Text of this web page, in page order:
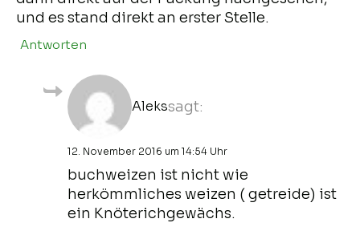
und es stand direkt an erster Stelle.
Antworten
Alekssagt:
12. November 2016 um 14:54 Uhr
buchweizen ist nicht wie
herkömmliches weizen ( getreide) ist
ein Knöterichgewächs.